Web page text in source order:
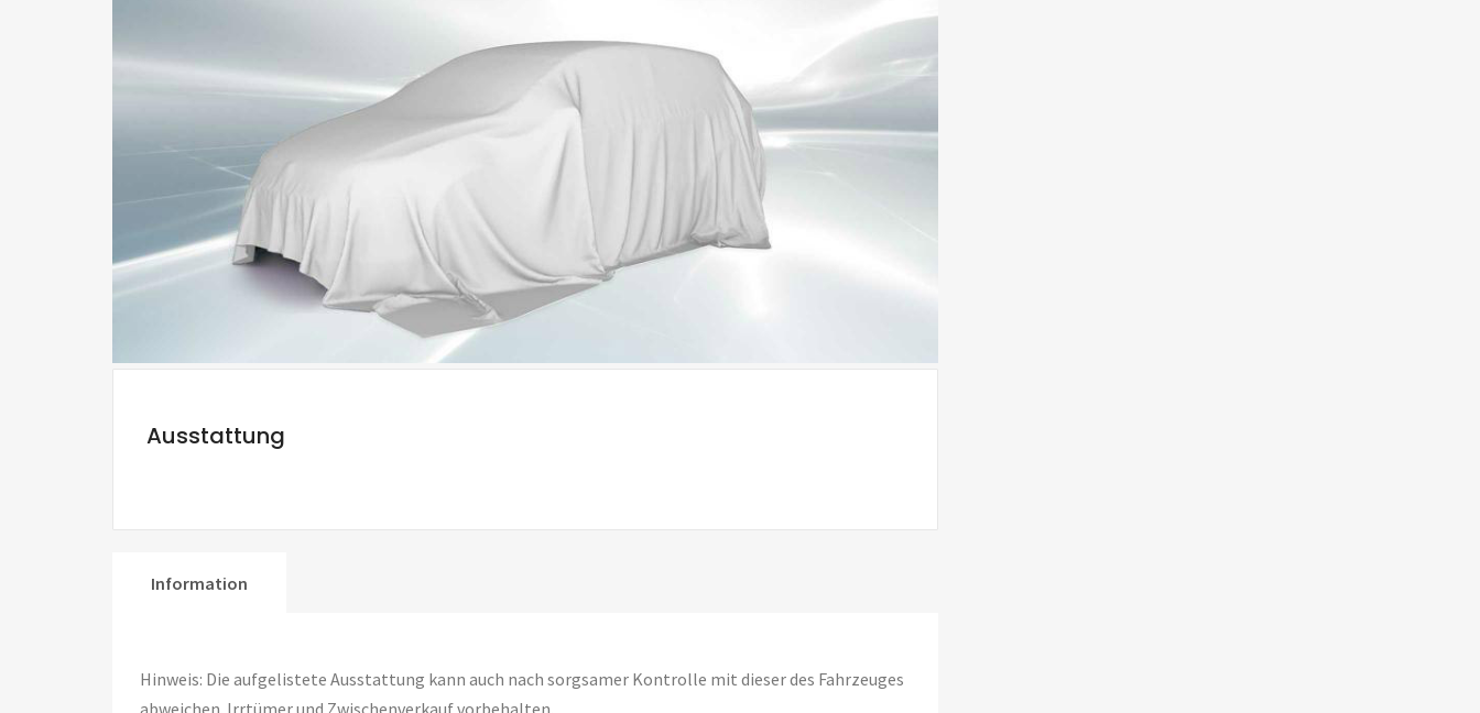
Ausstattung
Information
Hinweis: Die aufgelistete Ausstattung kann auch nach sorgsamer Kontrolle mit dieser des Fahrzeuges
abweichen. Irrtümer und Zwischenverkauf vorbehalten.